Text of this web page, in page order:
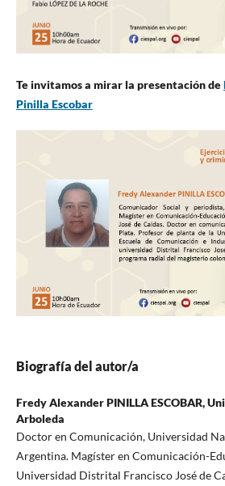
Te invitamos a mirar la presentación de
Pinilla Escobar
Biografía del autor/a
Fredy Alexander PINILLA ESCOBAR,
Arboleda
Doctor en Comunicación, Universidad
Argentina. Magíster en Comunicación-
Universidad Distrital Francisco José de